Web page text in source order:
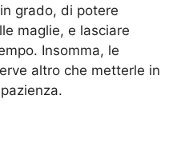
grado, di potere
maglie, e lasciare
Insomma, le
altro che metterle in